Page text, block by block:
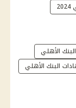
الأهلي
البنك الأهلي